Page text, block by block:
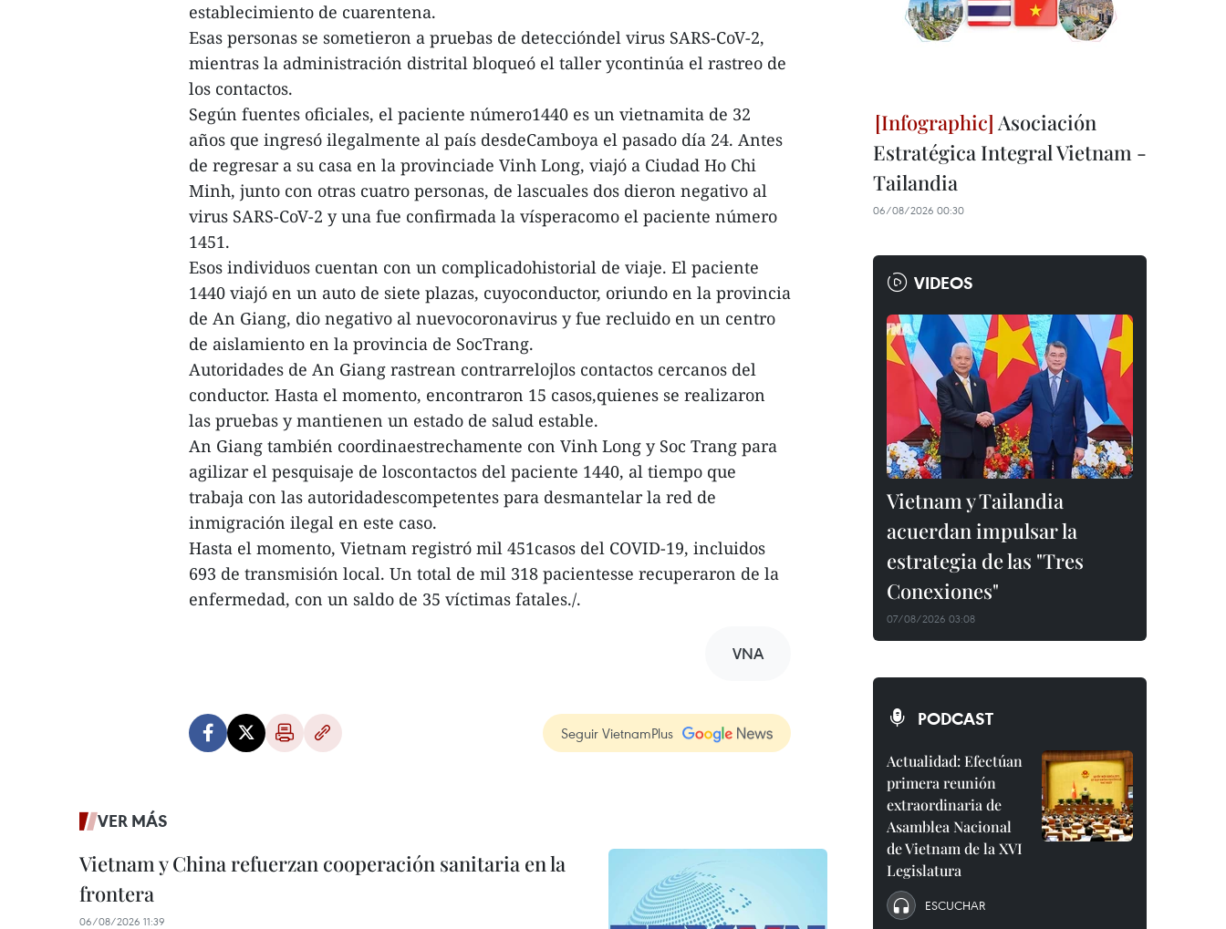
establecimiento de cuarentena.
Esas personas se sometieron a pruebas de deteccióndel virus SARS-CoV-2,
mientras la administración distrital bloqueó el taller ycontinúa el rastreo de
los contactos.
Según fuentes oficiales, el paciente número1440 es un vietnamita de 32
años que ingresó ilegalmente al país desdeCamboya el pasado día 24. Antes
de regresar a su casa en la provinciade Vinh Long, viajó a Ciudad Ho Chi
Minh, junto con otras cuatro personas, de lascuales dos dieron negativo al
virus SARS-CoV-2 y una fue confirmada la vísperacomo el paciente número
1451.
Esos individuos cuentan con un complicadohistorial de viaje. El paciente
1440 viajó en un auto de siete plazas, cuyoconductor, oriundo en la provincia
de An Giang, dio negativo al nuevocoronavirus y fue recluido en un centro
de aislamiento en la provincia de SocTrang.
Autoridades de An Giang rastrean contrarrelojlos contactos cercanos del
conductor. Hasta el momento, encontraron 15 casos,quienes se realizaron
las pruebas y mantienen un estado de salud estable.
An Giang también coordinaestrechamente con Vinh Long y Soc Trang para
agilizar el pesquisaje de loscontactos del paciente 1440, al tiempo que
trabaja con las autoridadescompetentes para desmantelar la red de
inmigración ilegal en este caso.
Hasta el momento, Vietnam registró mil 451casos del COVID-19, incluidos
693 de transmisión local. Un total de mil 318 pacientesse recuperaron de la
enfermedad, con un saldo de 35 víctimas fatales./.
VNA
Seguir VietnamPlus
VER MÁS
Vietnam y China refuerzan cooperación sanitaria en la
frontera
06/08/2026 11:39
Asociación
Estratégica Integral Vietnam -
Tailandia
06/08/2026 00:30
VIDEOS
Vietnam y Tailandia
acuerdan impulsar la
estrategia de las "Tres
Conexiones"
07/08/2026 03:08
PODCAST
Actualidad: Efectúan
primera reunión
extraordinaria de
Asamblea Nacional
de Vietnam de la XVI
Legislatura
ESCUCHAR